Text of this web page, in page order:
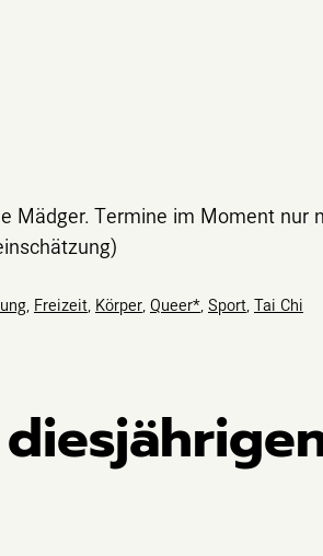
Mädger. Termine im Moment nur
, Freizeit, Körper, Queer*, Sport, Tai Chi